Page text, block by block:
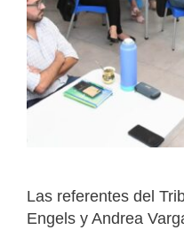
Las referentes del
Engels y Andrea